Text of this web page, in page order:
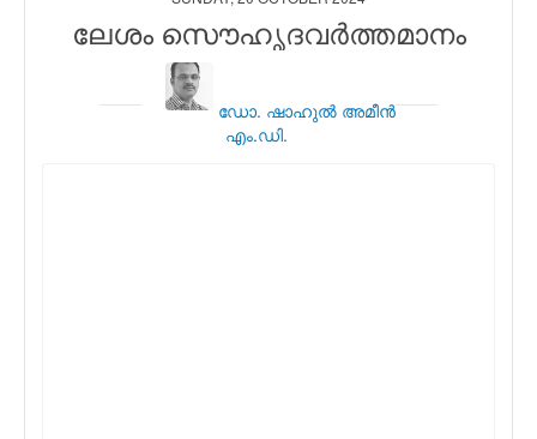
ലേശം സൌഹൃദവര്‍ത്തമാനം
ഡോ. ഷാഹുല്‍ അമീന്‍
എം.ഡി.